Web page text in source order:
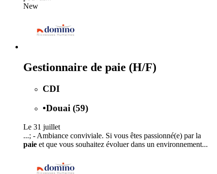
New
Gestionnaire de paie (H/F)
CDI
•Douai (59)
Le 31 juillet
...; - Ambiance conviviale. Si vous êtes passionné(e) par la
paie et que vous souhaitez évoluer dans un environnement...